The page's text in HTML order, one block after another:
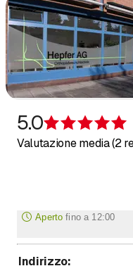
5.0
Valutazione media (2
Aperto fino a 12:00
Lunedì
Indirizzo: